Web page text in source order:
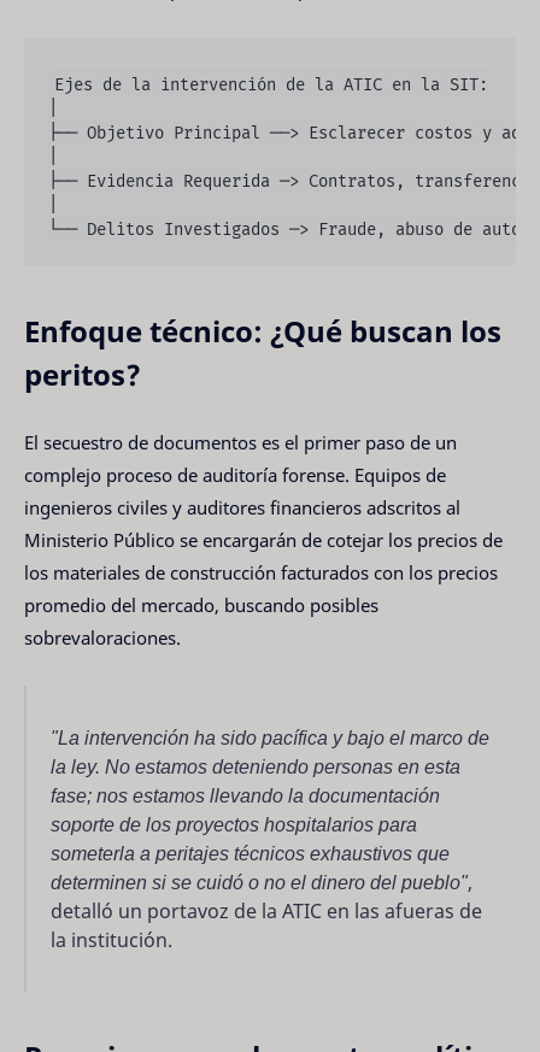
Ejes de la intervención de la ATIC en la SIT:
├── Objetivo Principal ──> Esclarecer costos y
├── Evidencia Requerida ─> Contratos,
Enfoque técnico: ¿Qué buscan los
peritos?
El secuestro de documentos es el primer paso de un
complejo proceso de auditoría forense. Equipos de
ingenieros civiles y auditores financieros adscritos al
Ministerio Público se encargarán de cotejar los precios de
los materiales de construcción facturados con los precios
promedio del mercado, buscando posibles
sobrevaloraciones.
"La intervención ha sido pacífica y bajo el marco de
la ley. No estamos deteniendo personas en esta
fase; nos estamos llevando la documentación
soporte de los proyectos hospitalarios para
someterla a peritajes técnicos exhaustivos que
determinen si se cuidó o no el dinero del pueblo",
detalló un portavoz de la ATIC en las afueras de
la institución.